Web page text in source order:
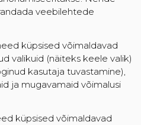
veebilehtede
küpsised võimaldavad
valikuid (näiteks keele valik)
kasutaja tuvastamine),
ja mugavamaid võimalusi
küpsised võimaldavad